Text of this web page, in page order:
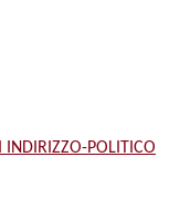
INDIRIZZO-POLITICO